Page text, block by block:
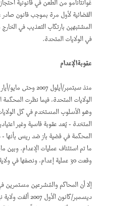
غوانتانامو من الطعن في قانونية
المشتبهين بارتكاب التعذيب في
في الولايات المتحدة.
عقوبةالإعدام
الولايات المتحدة، فيما نظرت المحكمة
وهو الأسلوب المستخدم في كل
المتخدة - يُعد عقوبة قاسية وغير
المحكمة في قضية باز ضد ريس بأنها
وقعت 30 عملية إعدام، ونصفها في ولاية تكساس.
إلا أن المحاكم والمُشرعين مستمرين
ديسمبر/كانون